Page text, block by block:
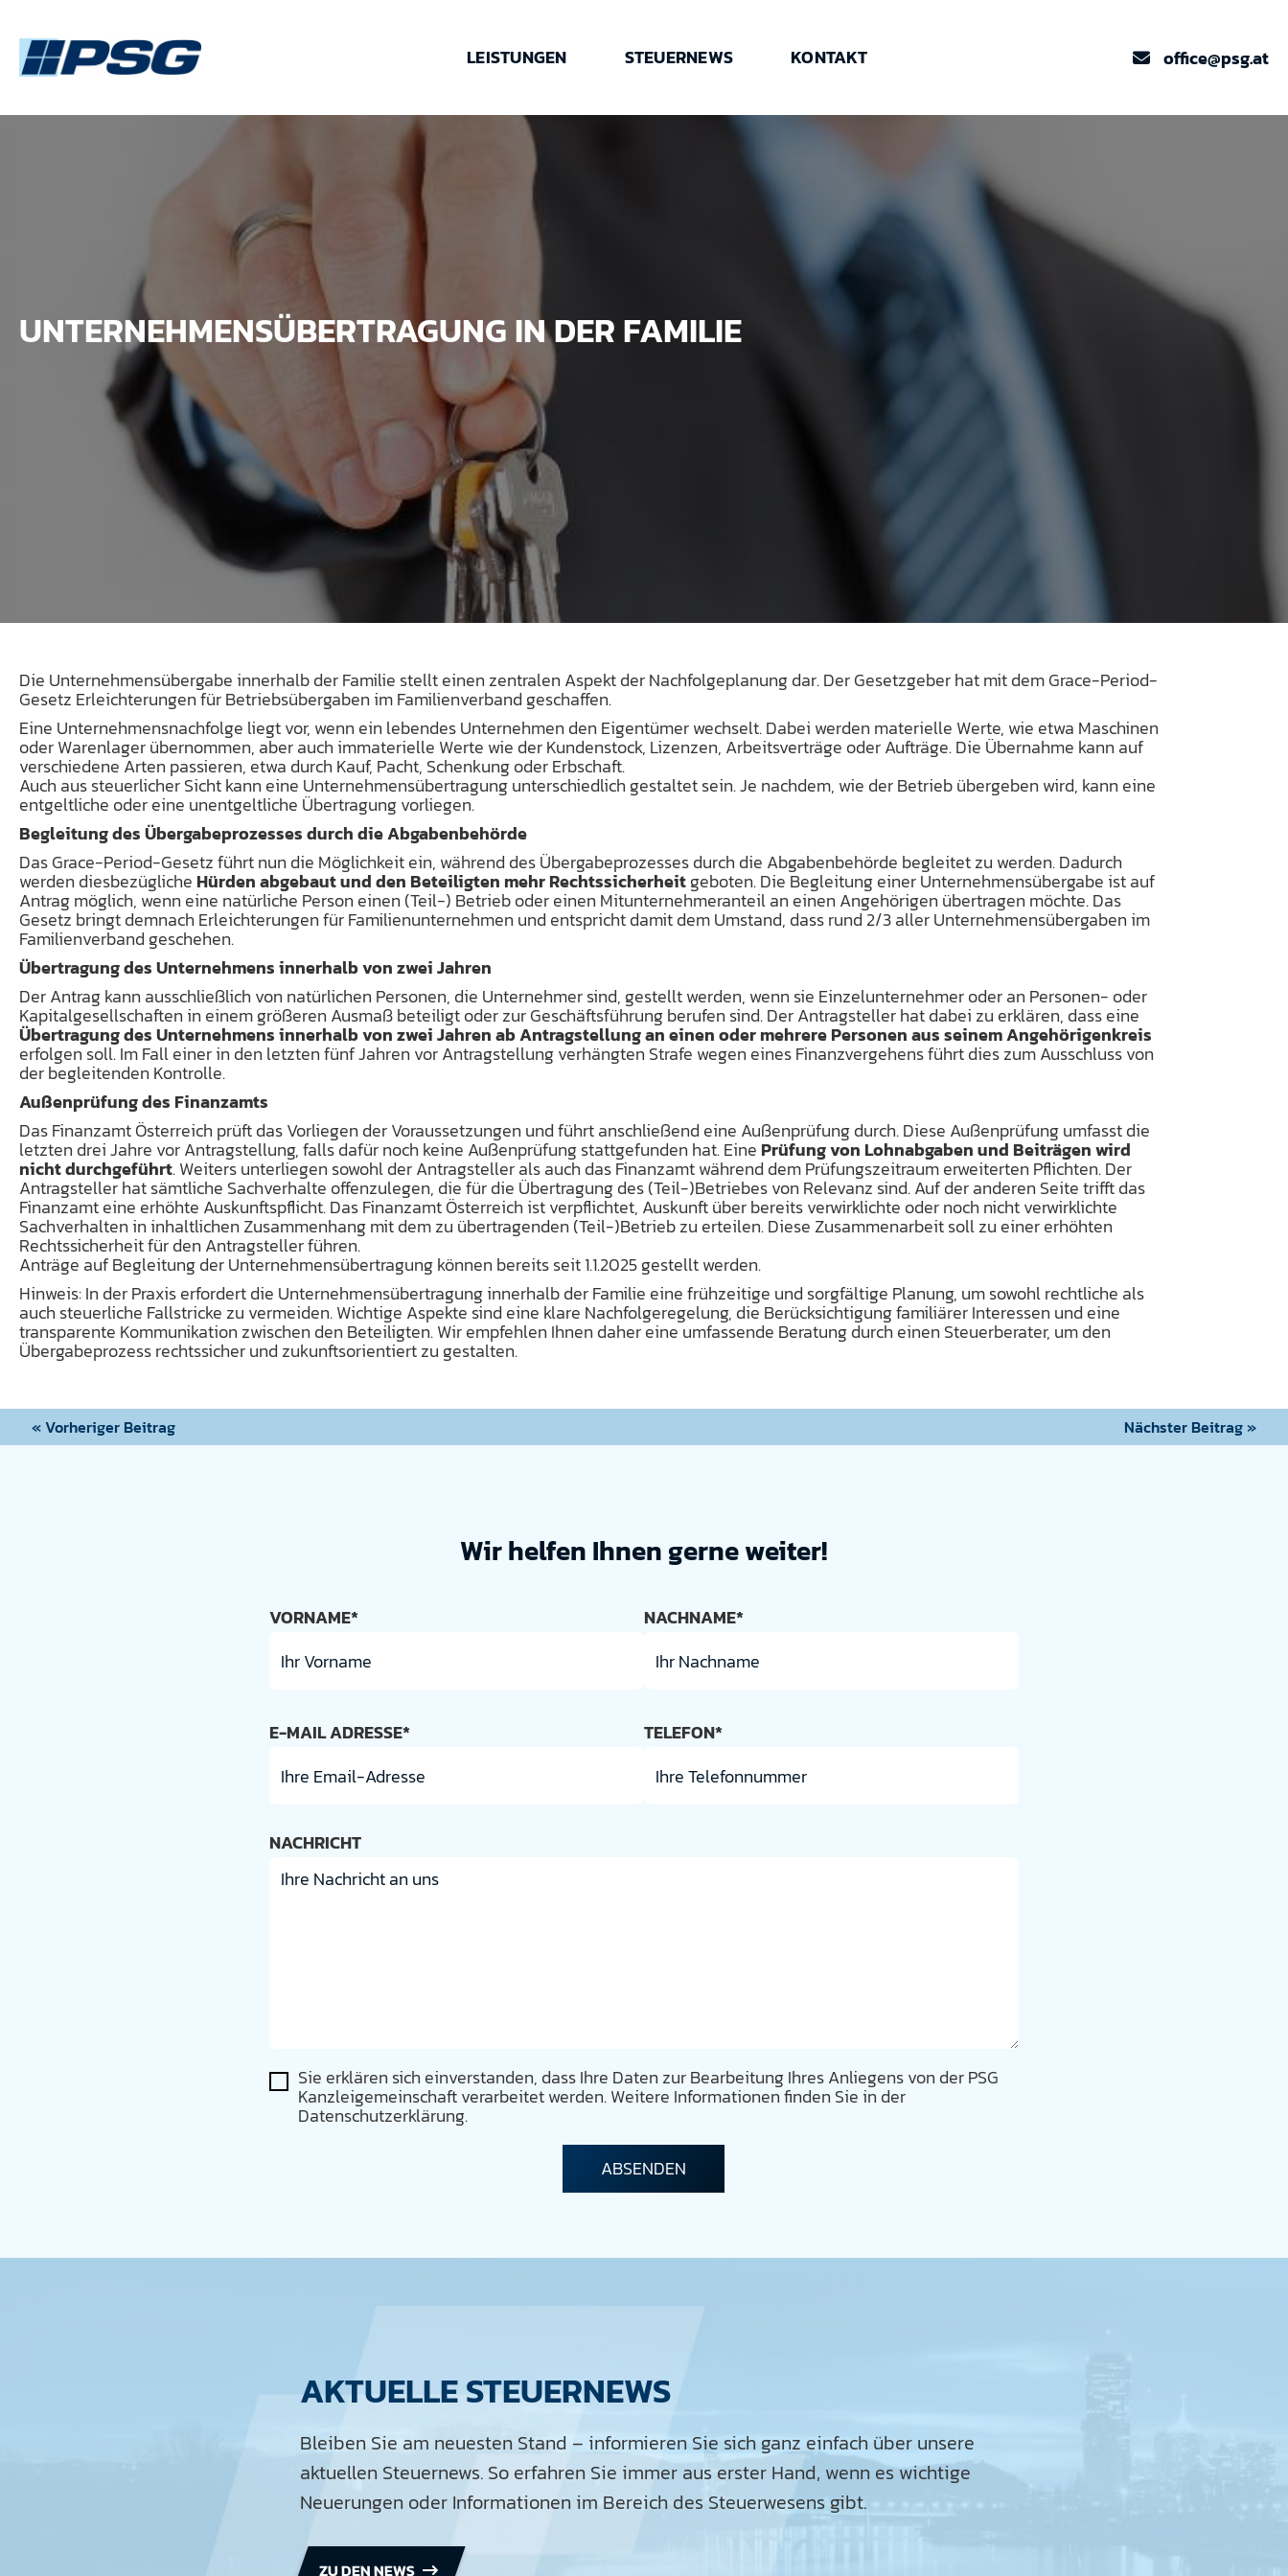
LEISTUNGEN STEUERNEWS KONTAKT  office@psg.at
UNTERNEHMENSÜBERTRAGUNG IN DER FAMILIE
Die Unternehmensübergabe innerhalb der Familie stellt einen zentralen Aspekt der Nachfolgeplanung dar. Der Gesetzgeber hat mit dem Grace-Period-
Gesetz Erleichterungen für Betriebsübergaben im Familienverband geschaffen.
Eine Unternehmensnachfolge liegt vor, wenn ein lebendes Unternehmen den Eigentümer wechselt. Dabei werden materielle Werte, wie etwa Maschinen
oder Warenlager übernommen, aber auch immaterielle Werte wie der Kundenstock, Lizenzen, Arbeitsverträge oder Aufträge. Die Übernahme kann auf
verschiedene Arten passieren, etwa durch Kauf, Pacht, Schenkung oder Erbschaft.
Auch aus steuerlicher Sicht kann eine Unternehmensübertragung unterschiedlich gestaltet sein. Je nachdem, wie der Betrieb übergeben wird, kann eine
entgeltliche oder eine unentgeltliche Übertragung vorliegen.
Begleitung des Übergabeprozesses durch die Abgabenbehörde
Das Grace-Period-Gesetz führt nun die Möglichkeit ein, während des Übergabeprozesses durch die Abgabenbehörde begleitet zu werden. Dadurch
werden diesbezügliche Hürden abgebaut und den Beteiligten mehr Rechtssicherheitgeboten. Die Begleitung einer Unternehmensübergabe ist auf
Antrag möglich, wenn eine natürliche Person einen (Teil-) Betrieb oder einen Mitunternehmeranteil an einen Angehörigen übertragen möchte. Das
Gesetz bringt demnach Erleichterungen für Familienunternehmen und entspricht damit dem Umstand, dass rund 2/3 aller Unternehmensübergaben im
Familienverband geschehen.
Übertragung des Unternehmens innerhalb von zwei Jahren
Der Antrag kann ausschließlich von natürlichen Personen, die Unternehmer sind, gestellt werden, wenn sie Einzelunternehmer oder an Personen- oder
Kapitalgesellschaften in einem größeren Ausmaß beteiligt oder zur Geschäftsführung berufen sind. Der Antragsteller hat dabei zu erklären, dass eine
Übertragung des Unternehmens innerhalb von zwei Jahren ab Antragstellung an einen oder mehrere Personen aus seinem Angehörigenkreis
erfolgen soll. Im Fall einer in den letzten fünf Jahren vor Antragstellung verhängten Strafe wegen eines Finanzvergehens führt dies zum Ausschluss von
der begleitenden Kontrolle.
Außenprüfung des Finanzamts
Das Finanzamt Österreich prüft das Vorliegen der Voraussetzungen und führt anschließend eine Außenprüfung durch. Diese Außenprüfung umfasst die
letzten drei Jahre vor Antragstellung, falls dafür noch keine Außenprüfung stattgefunden hat. Eine Prüfung von Lohnabgaben und Beiträgen wird
nicht durchgeführt. Weiters unterliegen sowohl der Antragsteller als auch das Finanzamt während dem Prüfungszeitraum erweiterten Pflichten. Der
Antragsteller hat sämtliche Sachverhalte offenzulegen, die für die Übertragung des (Teil-)Betriebes von Relevanz sind. Auf der anderen Seite trifft das
Finanzamt eine erhöhte Auskunftspflicht. Das Finanzamt Österreich ist verpflichtet, Auskunft über bereits verwirklichte oder noch nicht verwirklichte
Sachverhalten in inhaltlichen Zusammenhang mit dem zu übertragenden (Teil-)Betrieb zu erteilen. Diese Zusammenarbeit soll zu einer erhöhten
Rechtssicherheit für den Antragsteller führen.
Anträge auf Begleitung der Unternehmensübertragung können bereits seit 1.1.2025 gestellt werden.
Hinweis: In der Praxis erfordert die Unternehmensübertragung innerhalb der Familie eine frühzeitige und sorgfältige Planung, um sowohl rechtliche als
auch steuerliche Fallstricke zu vermeiden. Wichtige Aspekte sind eine klare Nachfolgeregelung, die Berücksichtigung familiärer Interessen und eine
transparente Kommunikation zwischen den Beteiligten. Wir empfehlen Ihnen daher eine umfassende Beratung durch einen Steuerberater, um den
Übergabeprozess rechtssicher und zukunftsorientiert zu gestalten.
« Vorheriger Beitrag Nächster Beitrag »
Wir helfen Ihnen gerne weiter!
VORNAME* NACHNAME*
E-MAIL ADRESSE* TELEFON*
NACHRICHT
Sie erklären sich einverstanden, dass Ihre Daten zur Bearbeitung Ihres Anliegens von der PSG
Kanzleigemeinschaft verarbeitet werden. Weitere Informationen finden Sie in der
Datenschutzerklärung.
AKTUELLE STEUERNEWS
Bleiben Sie am neuesten Stand – informieren Sie sich ganz einfach über unsere
aktuellen Steuernews. So erfahren Sie immer aus erster Hand, wenn es wichtige
Neuerungen oder Informationen im Bereich des Steuerwesens gibt.
ZU DEN NEWS 